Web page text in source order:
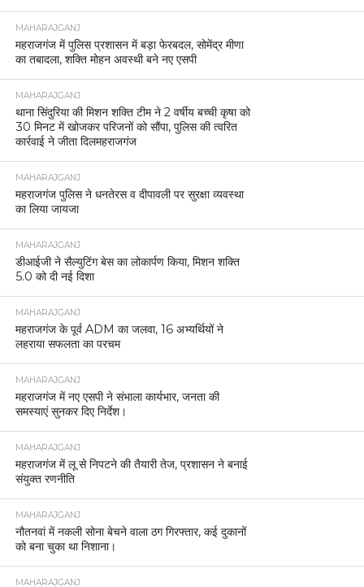
MAHARAJGANJ
महराजगंज में पुलिस प्रशासन में बड़ा फेरबदल, सोमेंद्र मीणा
का तबादला, शक्ति मोहन अवस्थी बने नए एसपी
MAHARAJGANJ
थाना सिंदुरिया की मिशन शक्ति टीम ने 2 वर्षीय बच्ची कृषा को
30 मिनट में खोजकर परिजनों को सौंपा, पुलिस की त्वरित
कार्रवाई ने जीता दिलमहराजगंज
MAHARAJGANJ
महराजगंज पुलिस ने धनतेरस व दीपावली पर सुरक्षा व्यवस्था
का लिया जायजा
MAHARAJGANJ
डीआईजी ने सैल्युटिंग बेस का लोकार्पण किया, मिशन शक्ति
5.0 को दी नई दिशा
MAHARAJGANJ
महराजगंज के पूर्व ADM का जलवा, 16 अभ्यर्थियों ने
लहराया सफलता का परचम
MAHARAJGANJ
महराजगंज में नए एसपी ने संभाला कार्यभार, जनता की
समस्याएं सुनकर दिए निर्देश।
MAHARAJGANJ
महराजगंज में लू से निपटने की तैयारी तेज, प्रशासन ने बनाई
संयुक्त रणनीति
MAHARAJGANJ
नौतनवां में नकली सोना बेचने वाला ठग गिरफ्तार, कई दुकानों
को बना चुका था निशाना।
MAHARAJGANJ